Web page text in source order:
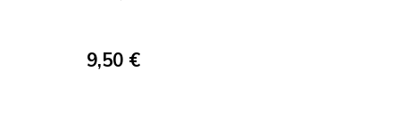
9,50 €